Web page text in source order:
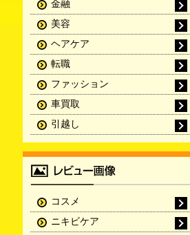
金融
美容
ヘアケア
転職
ファッション
車買取
引越し
コスメ
ニキビケア